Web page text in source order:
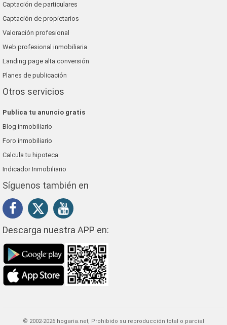
Captación de particulares
Captación de propietarios
Valoración profesional
Web profesional inmobiliaria
Landing page alta conversión
Planes de publicación
Otros servicios
Publica tu anuncio gratis
Blog inmobiliario
Foro inmobiliario
Calcula tu hipoteca
Indicador Inmobiliario
Síguenos también en
Descarga nuestra APP en:
© 2002-2026 hogaria.net, Prohibido su reproducción total o parcial